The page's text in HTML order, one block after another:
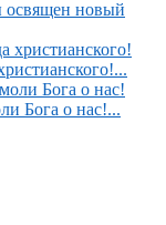
освящен новый
Бога о нас!...